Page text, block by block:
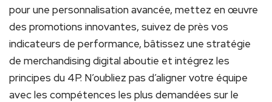
pour une personnalisation avancée, mettez en œuvre
des promotions innovantes, suivez de près vos
indicateurs de performance, bâtissez une stratégie
de merchandising digital aboutie et intégrez les
principes du 4P. N’oubliez pas d’aligner votre équipe
avec les compétences les plus demandées sur le